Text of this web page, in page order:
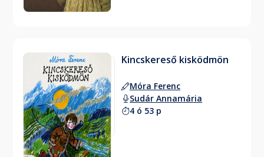
Kincskereső kisködmön
Móra Ferenc
Sudár Annamária
4 ó 53 p